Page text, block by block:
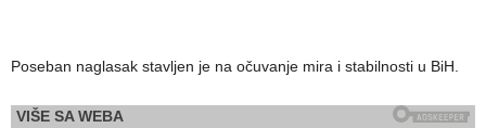
Poseban naglasak stavljen je na očuvanje mira i stabilnosti u BiH.